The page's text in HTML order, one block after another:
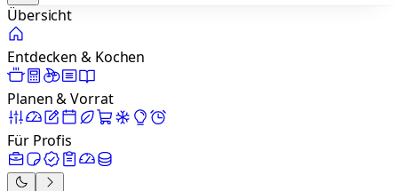
Übersicht
Entdecken & Kochen
Planen & Vorrat
Für Profis